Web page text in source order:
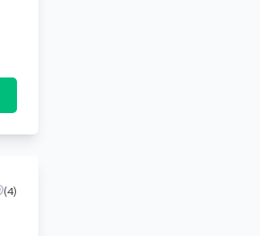
(4)